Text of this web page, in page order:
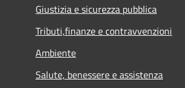
Giustizia e sicurezza pubblica
Tributi,finanze e contravvenzioni
Ambiente
Salute, benessere e assistenza